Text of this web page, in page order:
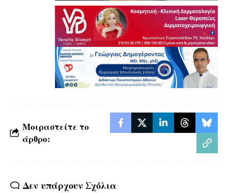
Μοιραστείτε το
άρθρο:
Δεν υπάρχουν Σχόλια